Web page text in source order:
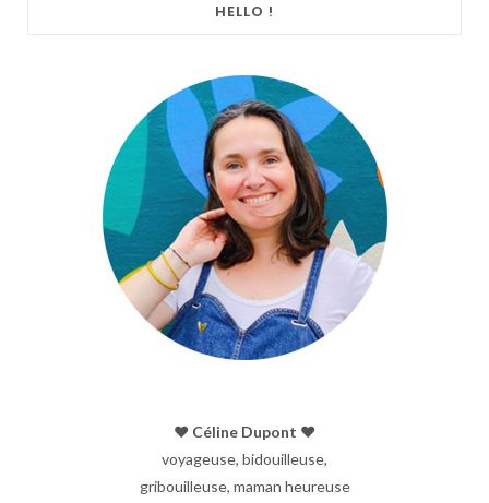
HELLO !
♥︎ Céline Dupont ♥︎
voyageuse, bidouilleuse,
gribouilleuse, maman heureuse